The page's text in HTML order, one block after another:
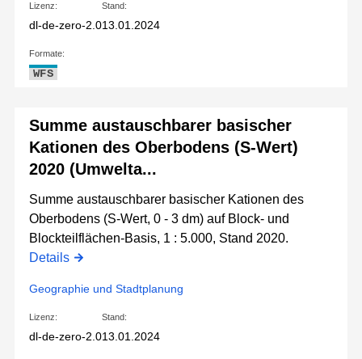
Lizenz:
dl-de-zero-2.0
Stand:
13.01.2024
Formate:
WFS
Summe austauschbarer basischer
Kationen des Oberbodens (S-Wert)
2020 (Umwelta...
Summe austauschbarer basischer Kationen des
Oberbodens (S-Wert, 0 - 3 dm) auf Block- und
Blockteilflächen-Basis, 1 : 5.000, Stand 2020.
Details
Geographie und Stadtplanung
Lizenz:
dl-de-zero-2.0
Stand:
13.01.2024